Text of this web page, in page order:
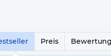
Preis